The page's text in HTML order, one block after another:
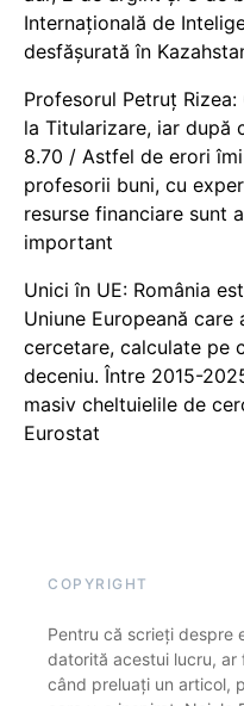
Internațională de
desfășurată în
Profesorul Petruț
la Titularizare, iar după
8.70 / Astfel de erori
profesorii buni, cu
resurse financiare sunt
important
Unici în UE: România
Uniune Europeană
cercetare, calculate pe
deceniu. Între 2015-
masiv cheltuielile de
Eurostat
COPYRIGHT
Pentru că scrieți despre
datorită acestui lucru,
când preluați un articol,